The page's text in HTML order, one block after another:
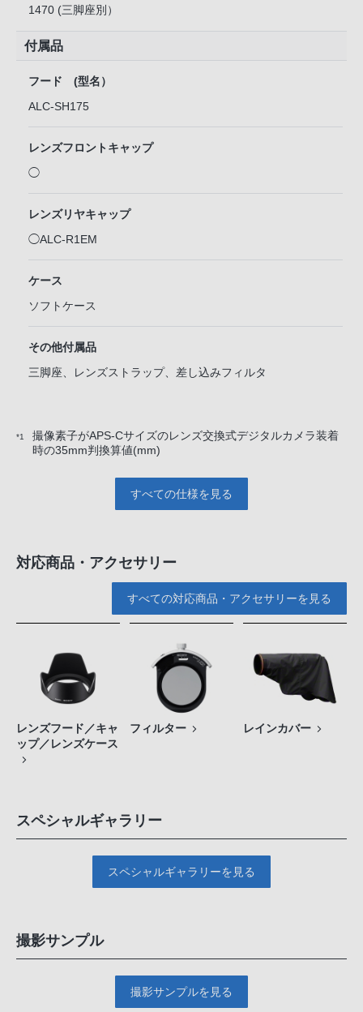
1470 (三脚座別）
付属品
フード (型名）
ALC-SH175
レンズフロントキャップ
◯
レンズリヤキャップ
◯ALC-R1EM
ケース
ソフトケース
その他付属品
三脚座、レンズストラップ、差し込みフィルタ
*1
撮像素子がAPS-Cサイズのレンズ交換式デジタルカメラ装着
時の35mm判換算値(mm)
すべての仕様を見る
対応商品・アクセサリー
すべての対応商品・アクセサリーを見る
レンズフード／キャ
ップ／レンズケース
フィルター レインカバー
スペシャルギャラリー
スペシャルギャラリーを見る
撮影サンプル
撮影サンプルを見る